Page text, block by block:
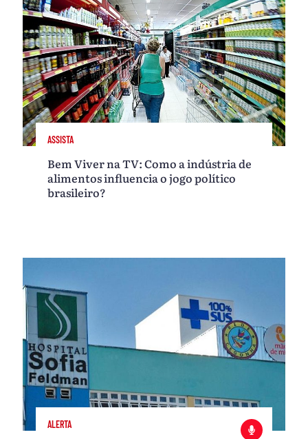
ASSISTA
Bem Viver na TV: Como a indústria de
alimentos influencia o jogo político
brasileiro?
ALERTA